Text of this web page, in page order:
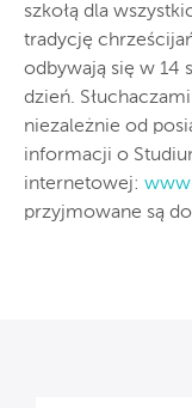
szkołą dla
tradycję
odbywają się w 14
dzień.
niezależnie od
informacji o
internetowej:
przyjmowane są